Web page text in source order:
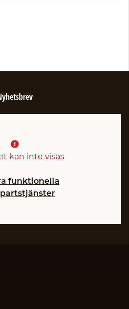
kan inte visas
funktionella